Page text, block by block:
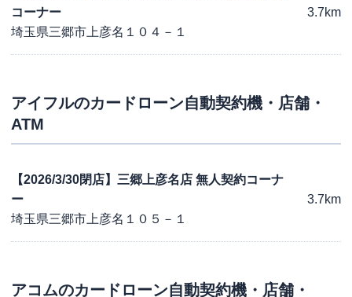
コーナー
埼玉県三郷市上彦名１０４－１
3.7km
アイフルのカードローン自動契約機・店舗・
ATM
【2026/3/30閉店】三郷上彦名店 無人契約コーナ
ー
埼玉県三郷市上彦名１０５－１
3.7km
アコムのカードローン自動契約機・店舗・